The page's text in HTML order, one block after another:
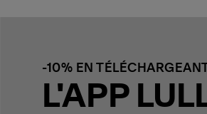
-10% EN
L'APP